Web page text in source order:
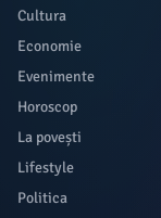
Cultura
Economie
Evenimente
Horoscop
La povești
Lifestyle
Politica